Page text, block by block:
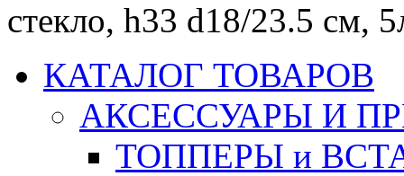
стекло, h33 d18/23.5 см,
КАТАЛОГ ТОВАРОВ
АКСЕССУАРЫ И
ТОППЕРЫ и